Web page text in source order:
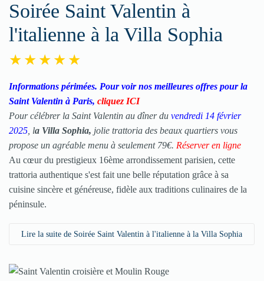
Soirée Saint Valentin à
l'italienne à la Villa Sophia
Informations périmées. Pour voir nos meilleures offres pour la
Saint Valentin à Paris, cliquez ICI
Pour célébrer la Saint Valentin au dîner du vendredi 14 février
2025 , la Villa Sophia, jolie trattoria des beaux quartiers vous
propose un agréable menu à seulement 79€. Réserver en ligne
Au cœur du prestigieux 16ème arrondissement parisien, cette
trattoria authentique s'est fait une belle réputation grâce à sa
cuisine sincère et généreuse, fidèle aux traditions culinaires de la
péninsule.
Lire la suite de Soirée Saint Valentin à l'italienne à la Villa Sophia